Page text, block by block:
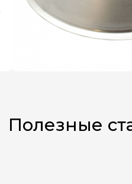
Оставьте заявку, и наш
менеджер поможет вам